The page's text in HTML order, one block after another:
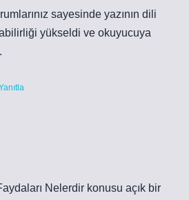
sayesinde yazının dili
yükseldi ve okuyucuya
Nelerdir konusu açık bir